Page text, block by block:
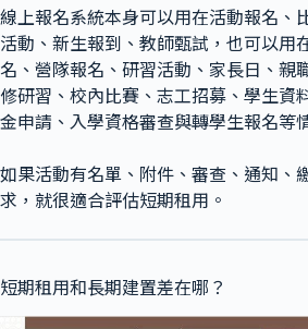
線上報名系統本身可以用在活動報名、
活動、新生報到、教師甄試，也可以用
名、營隊報名、研習活動、家長日、親
修研習、校內比賽、志工招募、學生資
金申請、入學資格審查與轉學生報名等
如果活動有名單、附件、審查、通知、
求，就很適合評估短期租用。
短期租用和長期建置差在哪？